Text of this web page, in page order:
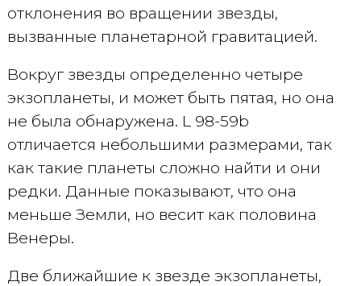
отклонения во вращении звезды,
вызванные планетарной гравитацией.
Вокруг звезды определенно четыре
экзопланеты, и может быть пятая, но она
не была обнаружена. L 98-59b
отличается небольшими размерами, так
как такие планеты сложно найти и они
редки. Данные показывают, что она
меньше Земли, но весит как половина
Венеры.
Две ближайшие к звезде экзопланеты,